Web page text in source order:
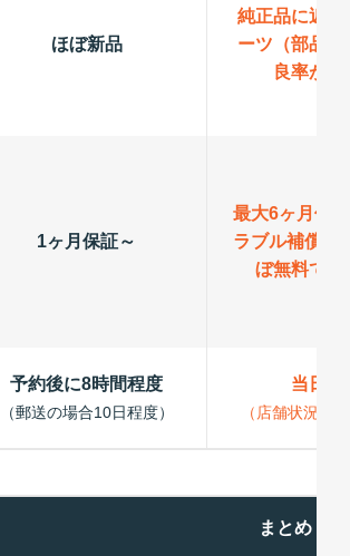
ほぼ新品
純正品に近い
ーツ（部品）
良率が低
1ヶ月保証～
最大6ヶ月保
ラブル補償で
ぼ無料で修
予約後に8時間程度
（郵送の場合10日程度）
当日修
（店舗状況に
まとめ